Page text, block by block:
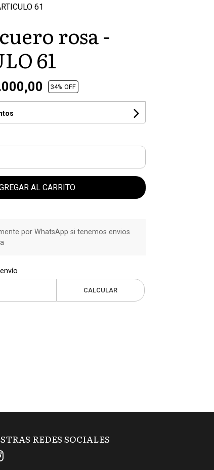
61
rosa -
61
34% OFF
AL CARRITO
por WhatsApp si tenemos envios
CALCULAR
REDES SOCIALES